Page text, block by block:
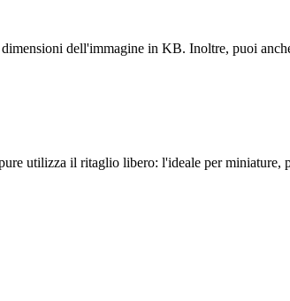
dell'immagine in KB. Inoltre, puoi
utilizza il ritaglio libero: l'ideale per miniature,